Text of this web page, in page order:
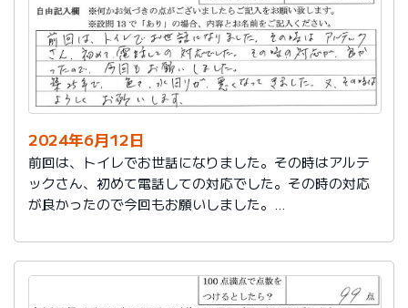
2024年6月12日
前回は、トイレでお世話になりました。その時はアルテ
ックさん、初めて電話しての対応でした。その時の対応
が良かったので今回もお願いしました。
時はよろしくお願いします。